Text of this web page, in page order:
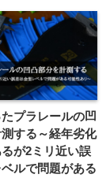
プラレールの凹
する～経年劣化
が2ミリ近い誤
ルで問題がある